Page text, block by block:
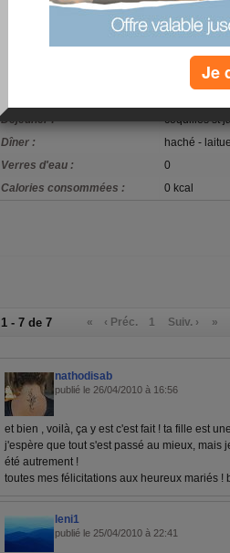
pas un coup de blues dans la journée, notre
mettre des petits voiles aujourd'hui. Ce matin
Déjeuner :
coquilles st
Dîner :
haché -
Verres d'eau :
0
Calories consommées :
0 kcal
1 - 7 de 7 « ‹ Préc. 1 Suiv. › »
nathodisab
publié le 26/04/2010 à 16:56
et bien , voilà, ça y est c'est fait ! ta fille est
j'espère que tout s'est passé au mieux, mais
été autrement !
toutes mes félicitations aux heureux mariés !
leni1
publié le 25/04/2010 à 22:41
Je